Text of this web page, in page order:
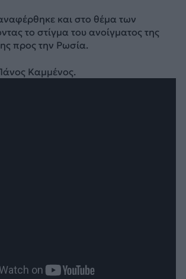
και στο θέμα των
το στίγμα του ανοίγματος της
προς την Ρωσία.
Καμμένος.